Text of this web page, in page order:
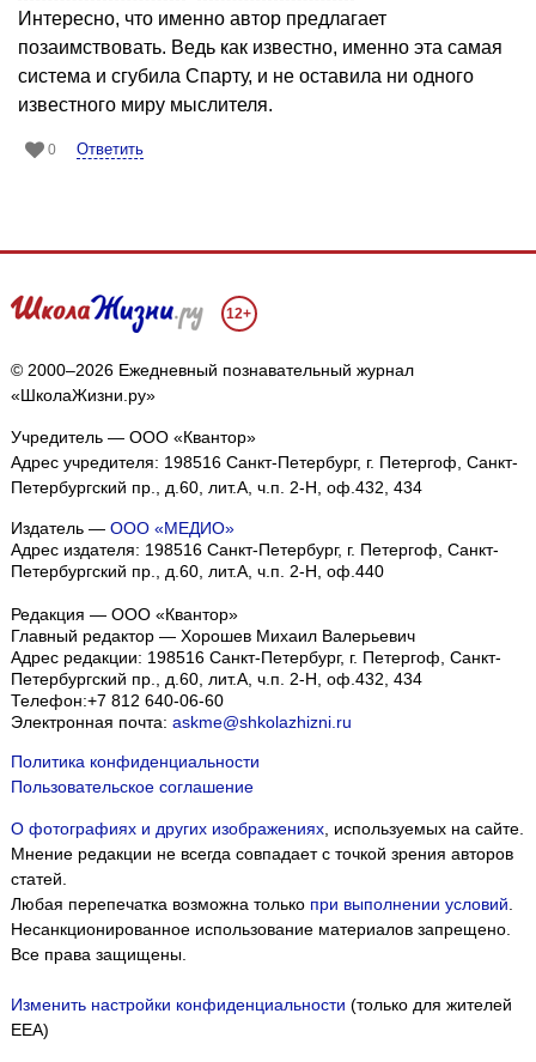
Интересно, что именно автор предлагает
позаимствовать. Ведь как известно, именно эта самая
система и сгубила Спарту, и не оставила ни одного
известного миру мыслителя.
0 Ответить
12+
© 2000–2026 Ежедневный познавательный журнал
«ШколаЖизни.ру»
Учредитель — ООО «Квантор»
Адрес учредителя: 198516 Санкт-Петербург, г. Петергоф, Санкт-
Петербургский пр., д.60, лит.А, ч.п. 2-Н, оф.432, 434
Издатель — ООО «МЕДИО»
Адрес издателя: 198516 Санкт-Петербург, г. Петергоф, Санкт-
Петербургский пр., д.60, лит.А, ч.п. 2-Н, оф.440
Редакция — ООО «Квантор»
Главный редактор — Хорошев Михаил Валерьевич
Адрес редакции: 198516 Санкт-Петербург, г. Петергоф Санкт-
Петербургский пр., д.60, лит.А, ч.п. 2-Н, оф.432, 434
Телефон:+7 812 640-06-60
Электронная почта: askme@shkolazhizni.ru
Политика конфиденциальности
Пользовательское соглашение
О фотографиях и других изображениях, используемых на сайте.
Мнение редакции не всегда совпадает с точкой зрения авторов
статей.
Любая перепечатка возможна только при выполнении условий
Несанкционированное использование материалов запрещено.
Все права защищены.
Изменить настройки конфиденциальности (только для жителей
EEA)